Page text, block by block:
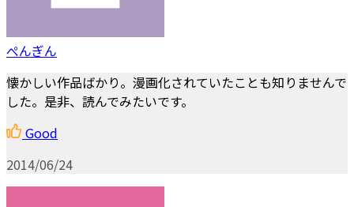
ぺんぎん
懐かしい作品ばかり。漫画化されていたことも知りませんで
した。是非、読んでみたいです。
Good
2014/06/24